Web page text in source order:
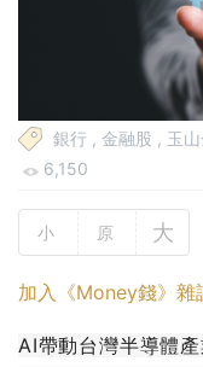
銀行 , 金融股 , 玉
6,150
小 原 大
加入《Money錢》雜
AI帶動台灣半導體